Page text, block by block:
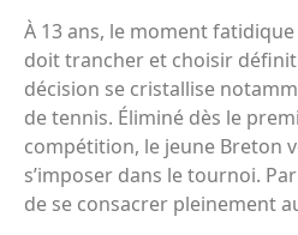
À 13 ans, le moment
doit trancher et choisir
décision se cristallise
de tennis. Éliminé dès le
compétition, le jeune Breton
s’imposer dans le tournoi.
de se consacrer pleinement